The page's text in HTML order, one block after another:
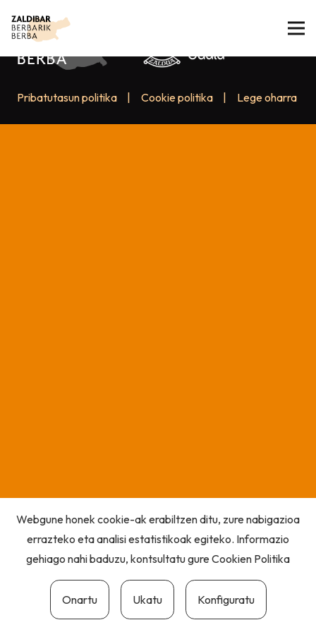
Pribatutasun politika Cookie politika Lege oharra
Webgune honek cookie-ak erabiltzen ditu, zure nabigazioa
errazteko eta analisi estatistikoak egiteko. Informazio
gehiago nahi baduzu, kontsultatu gureCookien Politika
Onartu Ukatu Konfiguratu